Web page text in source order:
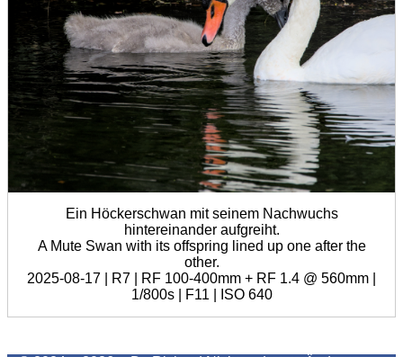
Ein Höckerschwan mit seinem Nachwuchs
hintereinander aufgreiht.
A Mute Swan with its offspring lined up one after the
other.
2025-08-17 | R7 | RF 100-400mm + RF 1.4 @ 560mm |
1/800s | F11 | ISO 640